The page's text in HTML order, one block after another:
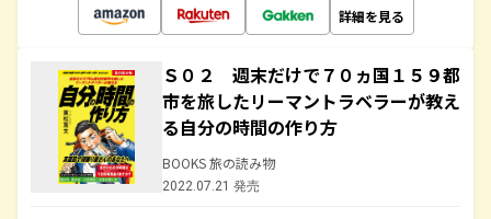
詳細を見る
Ｓ０２ 週末だけで７０ヵ国１５９都
市を旅したリーマントラベラーが教え
る自分の時間の作り方
BOOKS 旅の読み物
2022.07.21 発売